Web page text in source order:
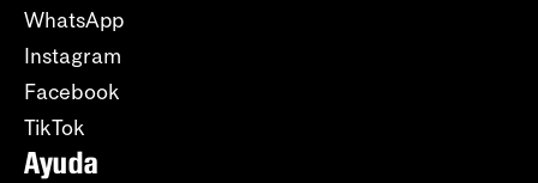
WhatsApp
Instagram
Facebook
TikTok
Ayuda